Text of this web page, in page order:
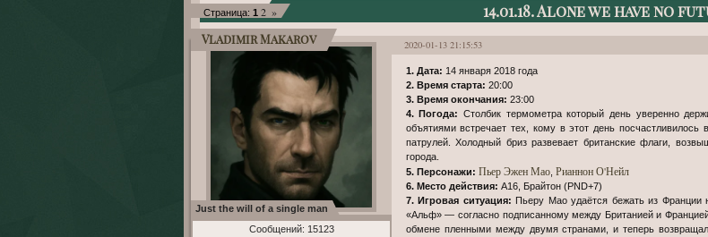
14.01.18. Alone we have no
Страница: 1 2 »
2020-01-13 21:15:53
Vladimir Makarov
Just the will of a single man
Сообщений: 15123
1. Дата: 14 января 2018 года
2. Время старта: 20:00
3. Время окончания: 23:00
4. Погода: Столбик термометра который день уверенно
объятиями встречает тех, кому в этот день
патрулей. Холодный бриз развевает британские флаги,
города.
5. Персонажи: Пьер Эжен Мао, Рианнон О'Нейл
6. Место действия: А16, Брайтон (PND+7)
7. Игровая ситуация: Пьеру Мао удаётся бежать из Франции
«Альф» — согласно подписанному между Британией и
обмене пленными между двумя странами, и теперь